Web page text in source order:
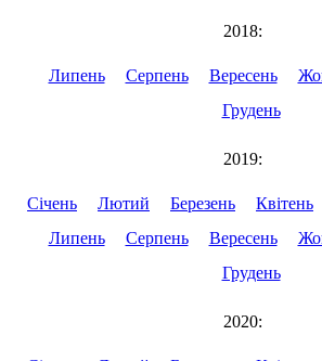
2018:
Липень Серпень Вересень
Грудень
2019:
Січень Лютий Березень Квітень
Липень
Серпень Вересень
Грудень
2020: